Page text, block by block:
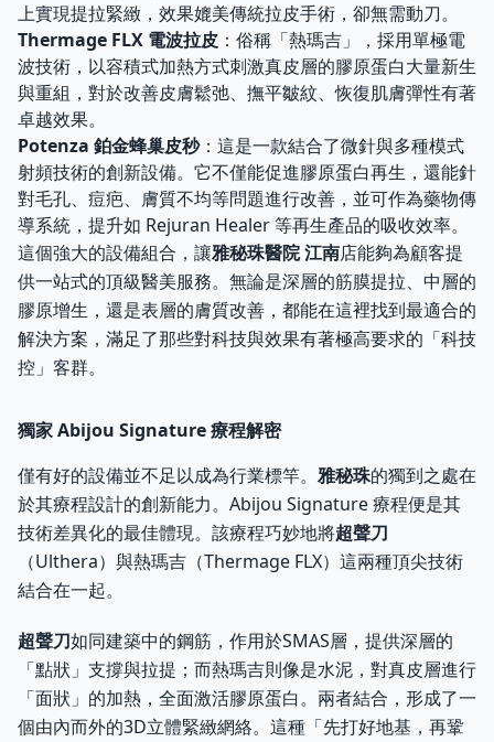
上實現提拉緊緻，效果媲美傳統拉皮手術，卻無需動刀。
Thermage FLX 電波拉皮 ：俗稱「熱瑪吉」，採用單極電
波技術，以容積式加熱方式刺激真皮層的膠原蛋白大量新生
與重組，對於改善皮膚鬆弛、撫平皺紋、恢復肌膚彈性有著
卓越效果。
Potenza 鉑金蜂巢皮秒：這是一款結合了微針與多種模式
射頻技術的創新設備。它不僅能促進膠原蛋白再生，還能針
對毛孔、痘疤、膚質不均等問題進行改善，並可作為藥物傳
導系統，提升如 Rejuran Healer 等再生產品的吸收效率。
這個強大的設備組合，讓雅秘珠醫院 江南店能夠為顧客提
供一站式的頂級醫美服務。無論是深層的筋膜提拉、中層的
膠原增生，還是表層的膚質改善，都能在這裡找到最適合的
解決方案，滿足了那些對科技與效果有著極高要求的「科技
控」客群。
獨家 Abijou Signature 療程解密
僅有好的設備並不足以成為行業標竿。 雅秘珠的獨到之處在
於其療程設計的創新能力。Abijou Signature 療程便是其
技術差異化的最佳體現。該療程巧妙地將超聲刀
（Ulthera）與熱瑪吉（Thermage FLX）這兩種頂尖技術
結合在一起。
超聲刀如同建築中的鋼筋，作用於SMAS層，提供深層的
「點狀」支撐與拉提；而熱瑪吉則像是水泥，對真皮層進行
「面狀」的加熱，全面激活膠原蛋白。兩者結合，形成了一
個由內而外的3D立體緊緻網絡。這種「先打好地基，再鞏